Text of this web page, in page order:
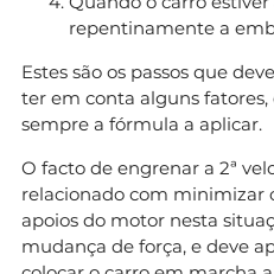
repentinamente a
Estes são os passos que
ter em conta alguns fatores,
sempre a fórmula a aplicar.
O facto de engrenar a 2ª
relacionado com minimizar
apoios do motor nesta
mudança de força, e deve